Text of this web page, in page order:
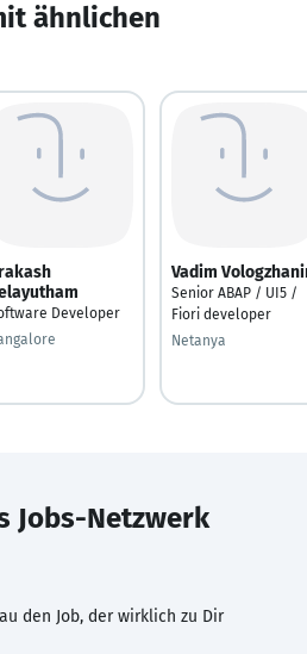
ähnlichen
Developer
Vadim
Senior ABAP / UI5 /
Fiori developer
Netanya
Jobs-Netzwerk
den Job, der wirklich zu Dir